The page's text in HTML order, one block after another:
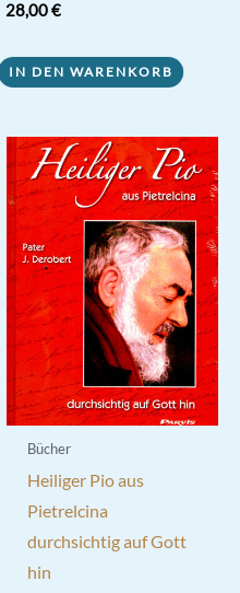
28,00€
IN DEN WARENKORB
Bücher
Heiliger Pio aus
Pietrelcina
durchsichtig auf Gott
hin